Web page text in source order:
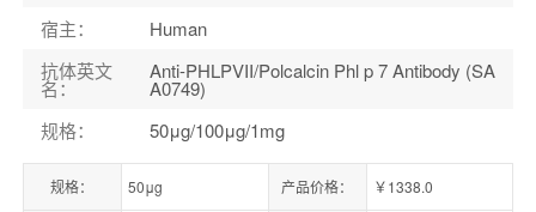
宿主：
Human
抗体英文
名：
Anti-PHLPVII/Polcalcin Phl p 7 Antibody (SA
A0749)
规格： 50μg/100μg/1mg
规格： 50μg 产品价格： ￥1338.0